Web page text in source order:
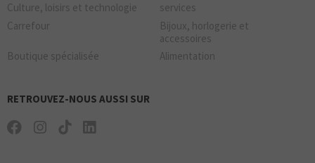
Culture, loisirs et technologie
services
Carrefour
Bijoux, horlogerie et
accessoires
Boutique spécialisée
Alimentation
RETROUVEZ-NOUS AUSSI SUR